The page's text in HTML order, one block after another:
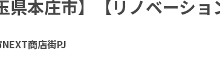
本庄市】【リノベーショ
商店街PJ